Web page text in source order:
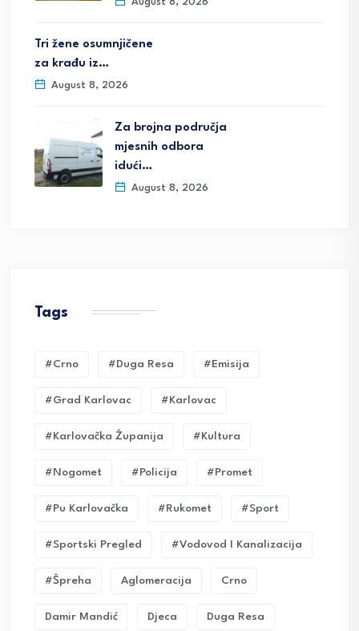
August 8, 2026
Tri žene osumnjičene
za krađu iz…
August 8, 2026
Za brojna područja
mjesnih odbora
idući…
August 8, 2026
Tags
#crno #duga Resa #emisija
#grad Karlovac #karlovac
#karlovačka Županija #kultura
#nogomet #policija #promet
#pu Karlovačka #rukomet #sport
#sportski Pregled #vodovod I Kanalizacija
#Špreha Aglomeracija Crno
Damir Mandić Djeca Duga Resa